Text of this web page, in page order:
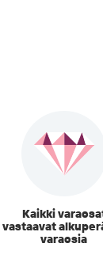
Kaikki
vastaavat
varaosia